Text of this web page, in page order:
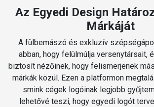
Az Egyedi Design
Márkáját
A fülbemászó és exkluzív
abban, hogy felülmúlja versenytársait,
biztosít nézőinek, hogy felismerjenek
márkák közül. Ezen a platformon
smink cégek logóinak legjobb
lehetővé teszi, hogy egyedi logót